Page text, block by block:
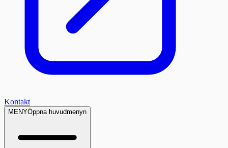
Kontakt
MENYÖppna huvudmenyn